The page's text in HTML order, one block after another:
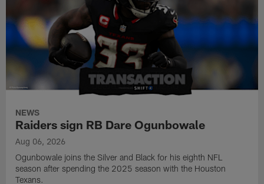
NEWS
Raiders sign RB Dare Ogunbowale
Aug 06, 2026
Ogunbowale joins the Silver and Black for his eighth NFL
season after spending the 2025 season with the Houston
Texans.